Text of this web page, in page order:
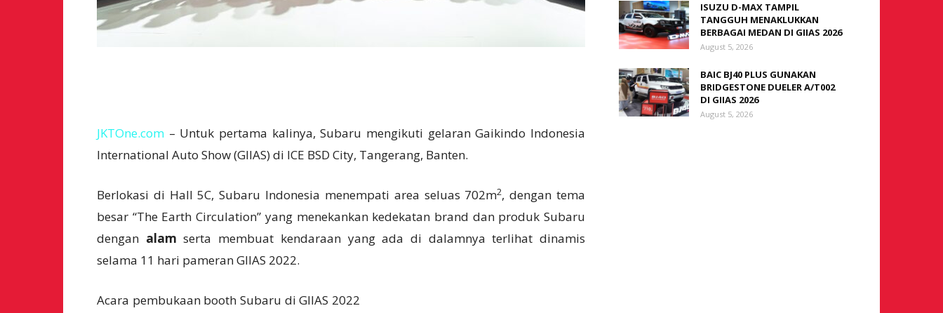
JKTOne.com – Untuk pertama kalinya, Subaru mengikuti gelaran Gaikindo Indonesia
International Auto Show (GIIAS) di ICE BSD City, Tangerang, Banten.
Berlokasi di Hall 5C, Subaru Indonesia menempati area seluas 702m2, dengan tema
besar “The Earth Circulation” yang menekankan kedekatan brand dan produk Subaru
dengan alam serta membuat kendaraan yang ada di dalamnya terlihat dinamis
selama 11 hari pameran GIIAS 2022.
Acara pembukaan booth Subaru di GIIAS 2022
ISUZU D-MAX TAMPIL
TANGGUH MENAKLUKKAN
BERBAGAI MEDAN DI GIIAS 2026
August 5, 2026
BAIC BJ40 PLUS GUNAKAN
BRIDGESTONE DUELER A/T002
DI GIIAS 2026
August 5, 2026